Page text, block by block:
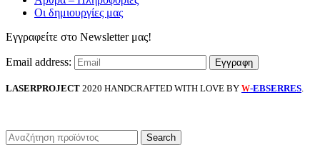
Οι δημιουργίες μας
Εγγραφείτε στο Newsletter μας!
Email address:
LASERPROJECT 2020 HANDCRAFTED WITH LOVE BY W-EBSERRES
Search